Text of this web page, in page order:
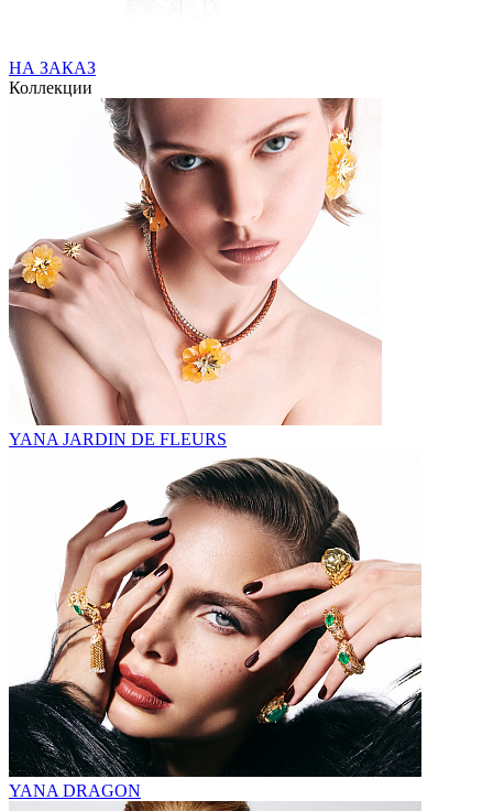
НА ЗАКАЗ
Коллекции
YANA JARDIN DE FLEURS
YANA DRAGON